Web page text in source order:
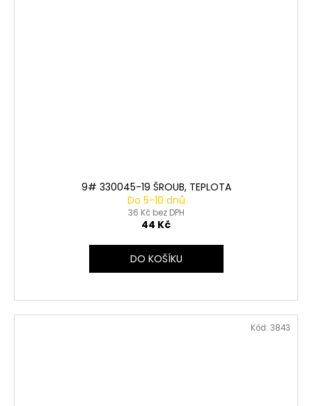
9# 330045-19 ŠROUB, TEPLOTA
Do 5-10 dnů
36 Kč bez DPH
44 Kč
DO KOŠÍKU
Kód: 3843